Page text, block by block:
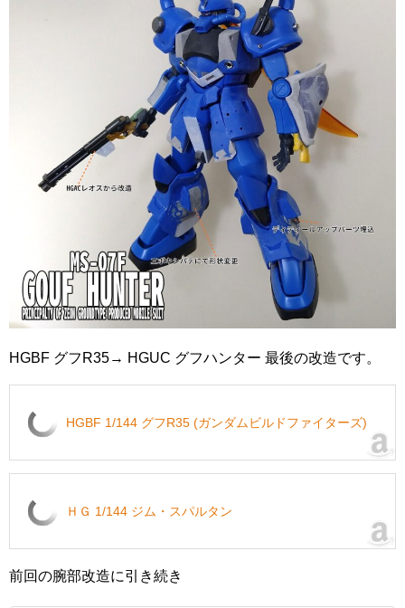
HGBF グフR35→ HGUC グフハンター 最後の改造です。
HGBF 1/144 グフR35 (ガンダムビルドファイターズ)
ＨＧ 1/144 ジム・スパルタン
前回の腕部改造に引き続き